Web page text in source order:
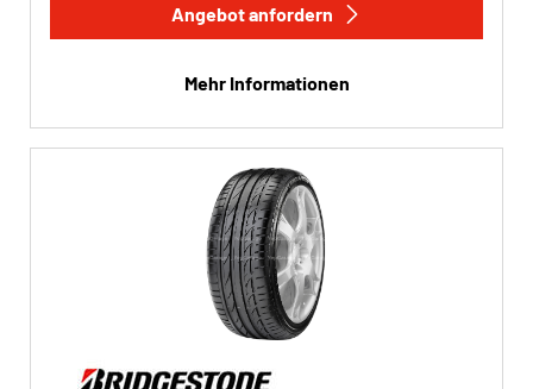
Angebot anfordern
Mehr Informationen